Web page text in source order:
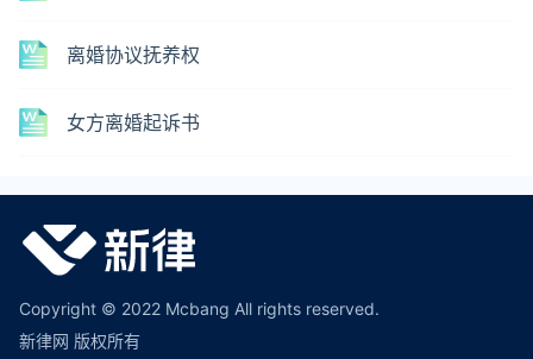
离婚协议抚养权
女方离婚起诉书
Copyright © 2022 Mcbang All rights reserved.
新律网 版权所有